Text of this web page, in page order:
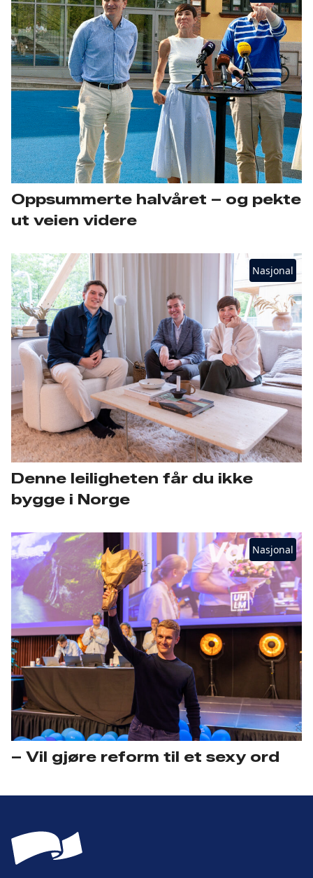
Oppsummerte halvåret – og pekte
ut veien videre
Nasjonal
Denne leiligheten får du ikke
bygge i Norge
Nasjonal
– Vil gjøre reform til et sexy ord